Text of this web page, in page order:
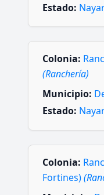
Estado:
Colonia:
(Ranchería)
Municipio:
Estado:
Colonia:
Fortines)